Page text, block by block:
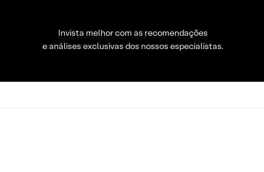
Invista melhor com as recomendações
e análises exclusivas dos nossos especialistas.